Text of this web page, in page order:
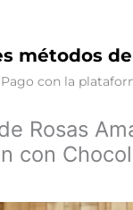
métodos
con la
Rosas
con